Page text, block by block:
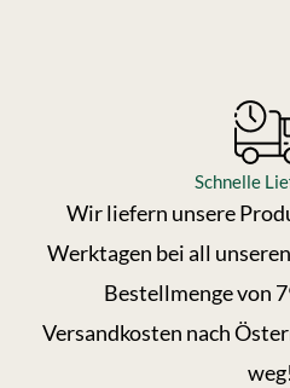
Schnelle
Wir liefern unsere
Werktagen bei all
Bestellmenge von
Versandkosten nach
weg!